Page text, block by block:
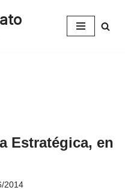
Estratégica, en
2014